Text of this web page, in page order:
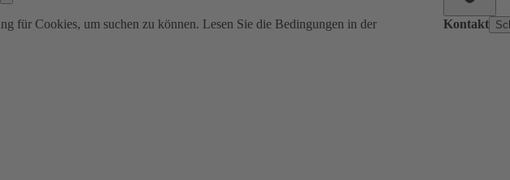
für Cookies, um suchen zu können. Lesen Sie die Bedingungen in der
Kontakt